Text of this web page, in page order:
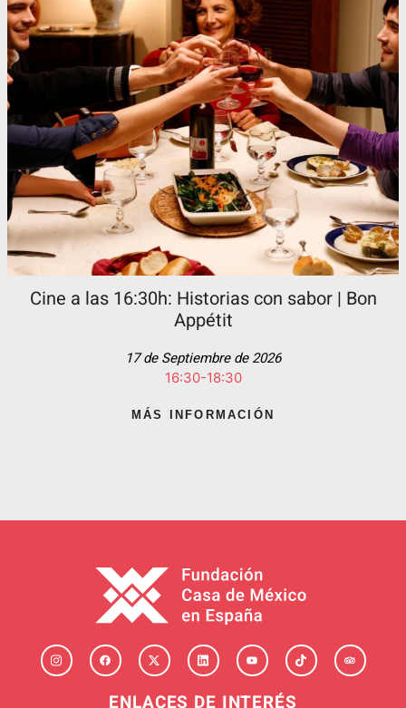
Cine a las 16:30h: Historias con sabor | Bon
Appétit
17 de Septiembre de 2026
16:30-18:30
MÁS INFORMACIÓN
ENLACES DE INTERÉS